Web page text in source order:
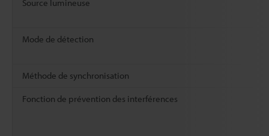
Source lumineuse
Mode de détection
Méthode de synchronisation
Fonction de prévention des interférences